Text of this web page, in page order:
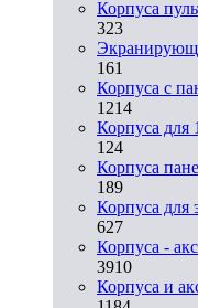
Корпуса
323
161
Корпуса с
1214
Корпуса
124
Корпуса
189
Корпуса для
627
Корпуса -
3910
Корпуса и